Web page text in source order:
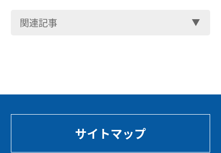
関連記事
サイトマップ